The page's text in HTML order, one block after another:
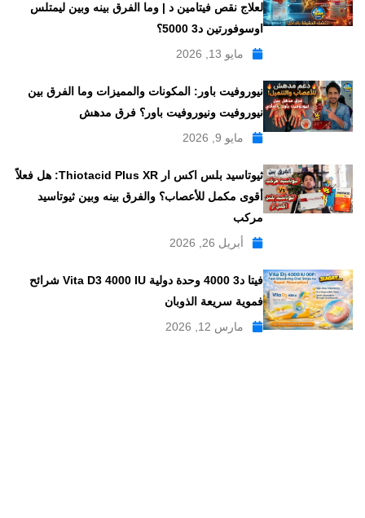
لعلاج نقص فيتامين د | وما الفرق بينه وبين ليمتلس
اوسوفورتين د3 5000؟
مايو 13, 2026
نيوروفيت باور: المكونات والمميزات وما الفرق بين
نيوروفيت ونيوروفيت باور؟ فرق مدهش
مايو 9, 2026
ثيوتاسيد بلس اكس ار Thiotacid Plus XR: هل فعلاً
أقوى مكمل للأعصاب؟ والفرق بينه وبين ثيوتاسيد
مركب
أبريل 26, 2026
فيتا د3 4000 وحدة دولية Vita D3 4000 IU شرائح
فموية سريعة الذوبان
مارس 12, 2026